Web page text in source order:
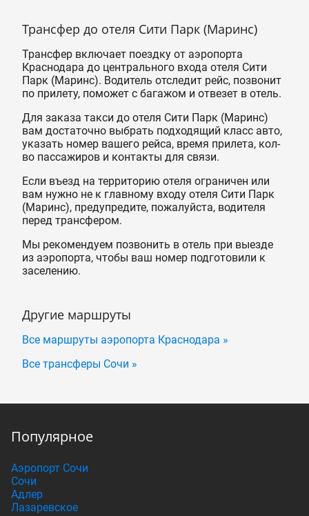
Трансфер до отеля Сити Парк (Маринс)
Трансфер включает поездку от аэропорта
Краснодара до центрального входа отеля Сити
Парк (Маринс). Водитель отследит рейс, позвонит
по прилету, поможет с багажом и отвезет в отель.
Для заказа такси до отеля Сити Парк (Маринс)
вам достаточно выбрать подходящий класс авто,
указать номер вашего рейса, время прилета, кол-
во пассажиров и контакты для связи.
Если въезд на территорию отеля ограничен или
вам нужно не к главному входу отеля Сити Парк
(Маринс), предупредите, пожалуйста, водителя
перед трансфером.
Мы рекомендуем позвонить в отель при выезде
из аэропорта, чтобы ваш номер подготовили к
заселению.
Другие маршруты
Все маршруты аэропорта Краснодара »
Все трансферы Сочи »
Популярное
Аэропорт Сочи
Сочи
Адлер
Лазаревское